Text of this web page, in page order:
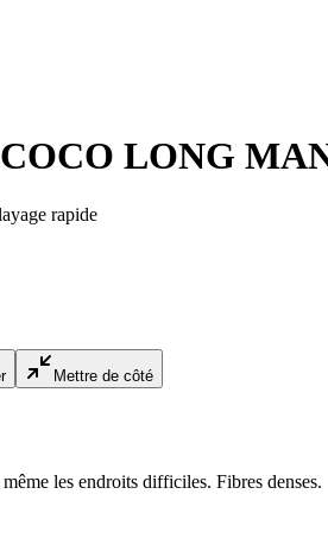
LONG
rapide
Mettre de côté
les endroits difficiles. Fibres denses.